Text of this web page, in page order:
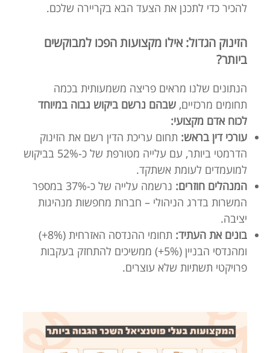
להכיר כדי לתכנן את הצעד הבא בקריירה שלכם.
הזינוק הגדול: אילו מקצועות הפכו למבוקשים
ביותר?
הנתונים שלנו מראים פריצה משמעותית בכמה
תחומים מרכזיים, שבהם נרשם ביקוש גבוה במיוחד
לכוח אדם מקצועי:
עורכי דין בראש: תחום עריכת הדין רשם את הזינוק
הדרמטי ביותר, עם עלייה מטורפת של כ-52% בביקוש
למועמדים לעומת אשתקד.
המנהלים חוזרים:
נרשמה עלייה של כ-37% במספר
המשרות בדרג הניהולי – חברות מחפשות מנהיגות
יציבה.
בונים את העתיד:
תחומי ההנדסה האזרחית (8%+)
ומהנדסי הבניין (5%+) ממשיכים להתחזק בעקבות
פרויקטי תשתיות שלא עוצרים.